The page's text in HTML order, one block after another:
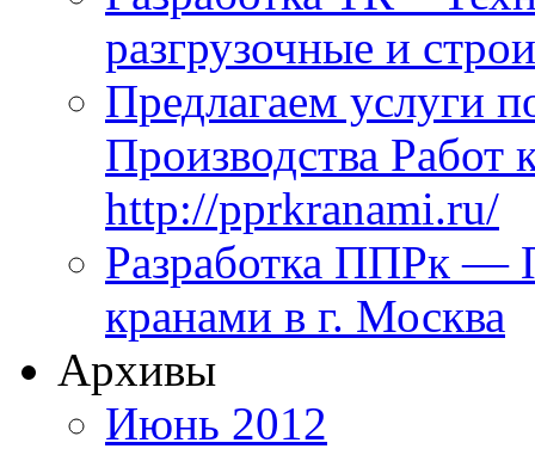
разгрузочные и
Предлагаем услуги
Производства Работ
http://pprkranami.ru/
Разработка ППРк —
кранами в г. Москва
Архивы
Июнь 2012